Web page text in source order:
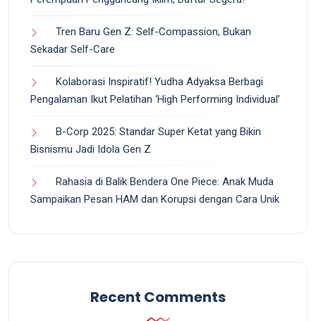
Tren Baru Gen Z: Self-Compassion, Bukan
Sekadar Self-Care
Kolaborasi Inspiratif! Yudha Adyaksa Berbagi
Pengalaman Ikut Pelatihan ‘High Performing Individual’
B-Corp 2025: Standar Super Ketat yang Bikin
Bisnismu Jadi Idola Gen Z
Rahasia di Balik Bendera One Piece: Anak Muda
Sampaikan Pesan HAM dan Korupsi dengan Cara Unik
Recent Comments